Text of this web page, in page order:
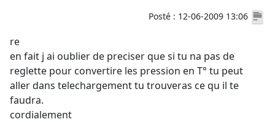
Posté : 12-06-2009 13:06
re
en fait j ai oublier de preciser que si tu na pas de
reglette pour convertire les pression en T° tu peut
aller dans telechargement tu trouveras ce qu il te
faudra.
cordialement